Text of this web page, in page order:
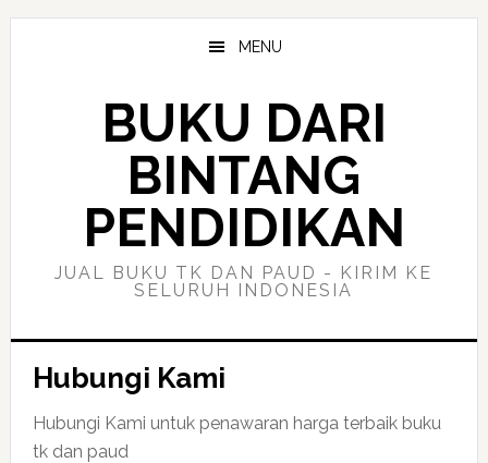
Skip
Skip
MENU
BUKU DARI
BINTANG
PENDIDIKAN
JUAL BUKU TK DAN PAUD - KIRIM KE
SELURUH INDONESIA
Hubungi Kami
Hubungi Kami untuk penawaran harga terbaik buku
tk dan paud